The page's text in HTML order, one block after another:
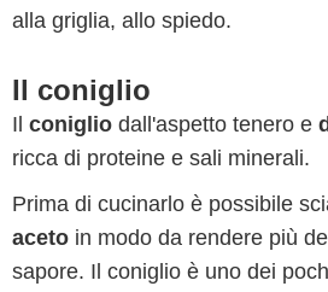
alla griglia, allo spiedo.
Il coniglio
Il coniglio dall'aspetto tenero e
ricca di proteine e sali minerali.
Prima di cucinarlo è possibile
aceto in modo da rendere più
sapore. Il coniglio è uno dei